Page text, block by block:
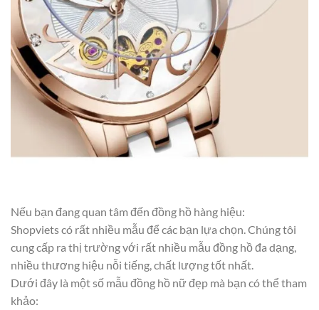
Nếu bạn đang quan tâm đến đồng hồ hàng hiệu:
Shopviets có rất nhiều mẫu để các bạn lựa chọn. Chúng tôi
cung cấp ra thị trường với rất nhiều mẫu đồng hồ đa dạng,
nhiều thương hiệu nỗi tiếng, chất lượng tốt nhất.
Dưới đây là một số mẫu đồng hồ nữ đẹp mà bạn có thể tham
khảo: